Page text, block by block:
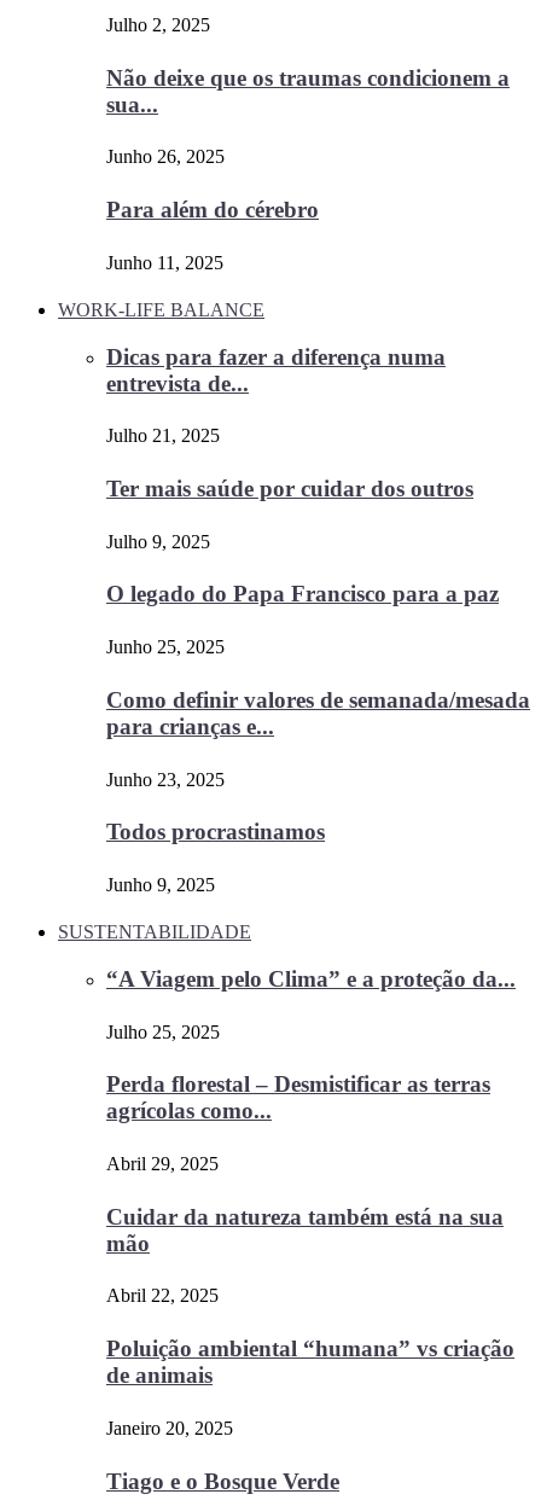
Julho 2, 2025
Não deixe que os traumas condicionem a
sua...
Junho 26, 2025
Para além do cérebro
Junho 11, 2025
WORK-LIFE BALANCE
Dicas para fazer a diferença numa
entrevista de...
Julho 21, 2025
Ter mais saúde por cuidar dos outros
Julho 9, 2025
O legado do Papa Francisco para a paz
Junho 25, 2025
Como definir valores de semanada/mesada
para crianças e...
Junho 23, 2025
Todos procrastinamos
Junho 9, 2025
SUSTENTABILIDADE
“A Viagem pelo Clima” e a proteção da...
Julho 25, 2025
Perda florestal – Desmistificar as terras
agrícolas como...
Abril 29, 2025
Cuidar da natureza também está na sua
mão
Abril 22, 2025
Poluição ambiental “humana” vs criação
de animais
Janeiro 20, 2025
Tiago e o Bosque Verde